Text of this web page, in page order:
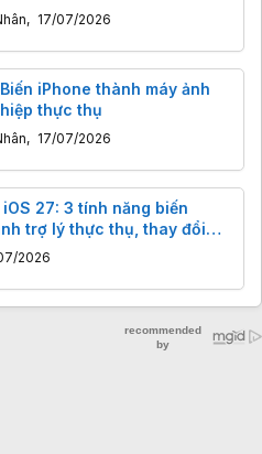
, 17/07/2026
iPhone thành máy ảnh
thực thụ
, 17/07/2026
27: 3 tính năng biến
trợ lý thực thụ, thay đổi
ngày
2026